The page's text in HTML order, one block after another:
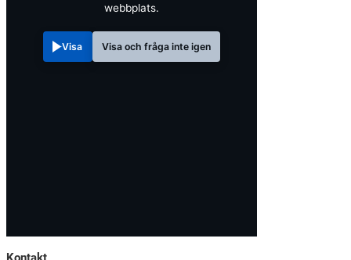
webbplats.
Visa Visa och fråga inte igen